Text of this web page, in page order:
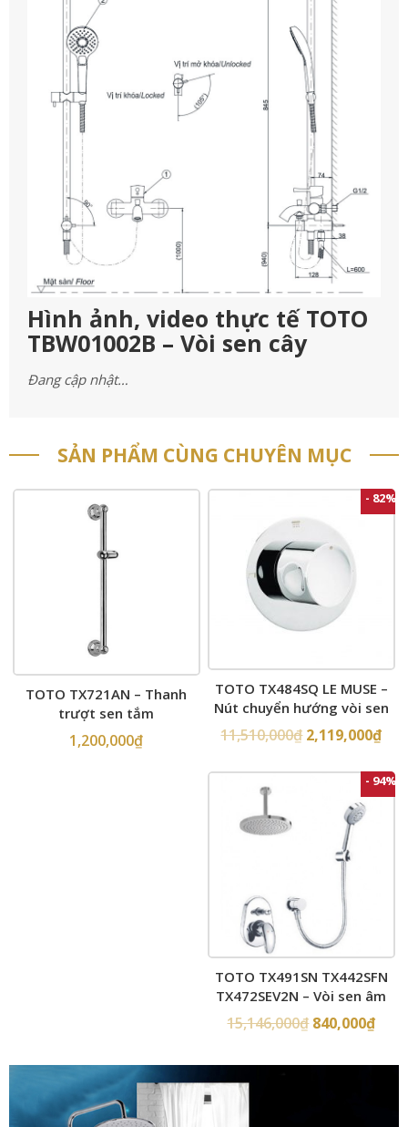
Hình ảnh, video thực tế TOTO
TBW01002B – Vòi sen cây
Đang cập nhật…
SẢN PHẨM CÙNG CHUYÊN MỤC
TOTO TX721AN – Thanh
trượt sen tắm
1,200,000₫
- 82%
TOTO TX484SQ LE MUSE –
Nút chuyển hướng vòi sen
âm tường
11,510,000₫ 2,119,000₫
- 94%
TOTO TX491SN TX442SFN
TX472SEV2N – Vòi sen âm
tường
15,146,000₫ 840,000₫